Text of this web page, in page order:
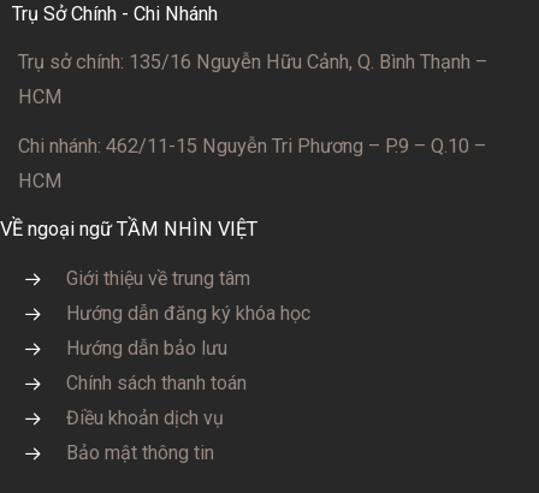
Trụ Sở Chính - Chi Nhánh
Trụ sở chính: 135/16 Nguyễn Hữu Cảnh, Q. Bình Thạnh –
HCM
Chi nhánh: 462/11-15 Nguyễn Tri Phương – P.9 – Q.10 –
HCM
VỀ ngoại ngữ TẦM NHÌN VIỆT
Giới thiệu về trung tâm
Hướng dẫn đăng ký khóa học
Hướng dẫn bảo lưu
Chính sách thanh toán
Điều khoản dịch vụ
Bảo mật thông tin